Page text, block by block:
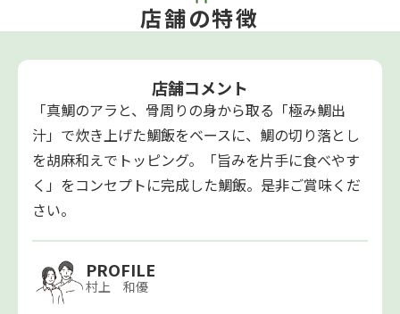
店舗の特徴
店舗コメント
「真鯛のアラと、骨周りの身から取る「極み鯛出
汁」で炊き上げた鯛飯をベースに、鯛の切り落とし
を胡麻和えでトッピング。「旨みを片手に食べやす
く」をコンセプトに完成した鯛飯。是非ご賞味くだ
さい。
PROFILE
村上 和優